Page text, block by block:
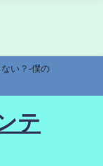
い？-僕の
テ